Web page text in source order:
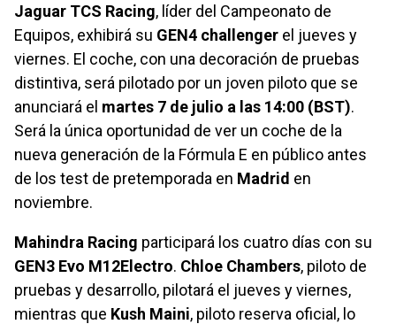
Jaguar TCS Racing, líder del Campeonato de
Equipos, exhibirá su GEN4 challenger el jueves y
viernes. El coche, con una decoración de pruebas
distintiva, será pilotado por un joven piloto que se
anunciará el martes 7 de julio a las 14:00 (BST).
Será la única oportunidad de ver un coche de la
nueva generación de la Fórmula E en público antes
de los test de pretemporada en Madrid en
noviembre.
Mahindra Racing participará los cuatro días con su
GEN3 Evo M12Electro. Chloe Chambers, piloto de
pruebas y desarrollo, pilotará el jueves y viernes,
mientras que Kush Maini, piloto reserva oficial, lo